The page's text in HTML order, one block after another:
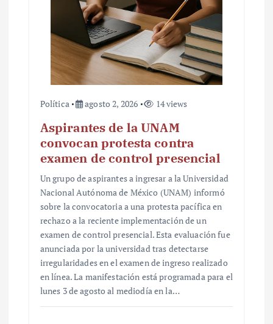
Política agosto 2, 2026 14 views
Aspirantes de la UNAM
convocan protesta contra
examen de control presencial
Un grupo de aspirantes a ingresar a la Universidad
Nacional Autónoma de México (UNAM) informó
sobre la convocatoria a una protesta pacífica en
rechazo a la reciente implementación de un
examen de control presencial. Esta evaluación fue
anunciada por la universidad tras detectarse
irregularidades en el examen de ingreso realizado
en línea. La manifestación está programada para el
lunes 3 de agosto al mediodía en la…